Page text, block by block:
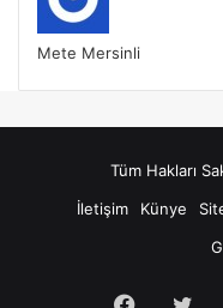
Mete Mersinli
Tüm Hakları
İletişim
Künye